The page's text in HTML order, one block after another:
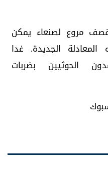
مروع لصنعاء يمكن
المعادلة الجديدة. غدا
الحوثيين بضربات